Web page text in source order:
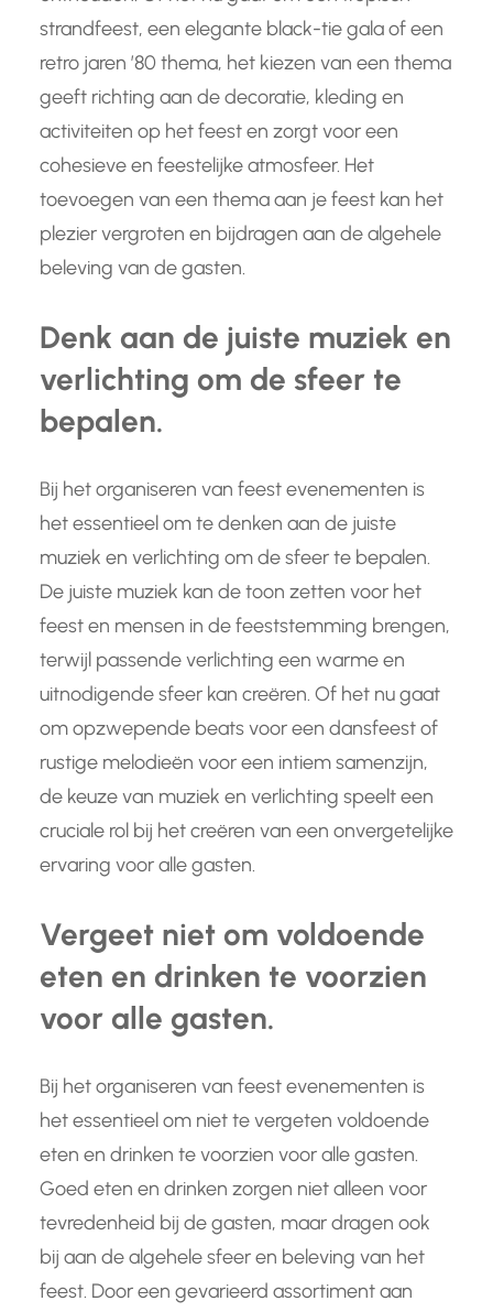
strandfeest, een elegante black-tie gala of een
retro jaren ’80 thema, het kiezen van een thema
geeft richting aan de decoratie, kleding en
activiteiten op het feest en zorgt voor een
cohesieve en feestelijke atmosfeer. Het
toevoegen van een thema aan je feest kan het
plezier vergroten en bijdragen aan de algehele
beleving van de gasten.
Denk aan de juiste muziek en
verlichting om de sfeer te
bepalen.
Bij het organiseren van feest evenementen is
het essentieel om te denken aan de juiste
muziek en verlichting om de sfeer te bepalen.
De juiste muziek kan de toon zetten voor het
feest en mensen in de feeststemming brengen,
terwijl passende verlichting een warme en
uitnodigende sfeer kan creëren. Of het nu gaat
om opzwepende beats voor een dansfeest of
rustige melodieën voor een intiem samenzijn,
de keuze van muziek en verlichting speelt een
cruciale rol bij het creëren van een onvergetelijke
ervaring voor alle gasten.
Vergeet niet om voldoende
eten en drinken te voorzien
voor alle gasten.
Bij het organiseren van feest evenementen is
het essentieel om niet te vergeten voldoende
eten en drinken te voorzien voor alle gasten.
Goed eten en drinken zorgen niet alleen voor
tevredenheid bij de gasten, maar dragen ook
bij aan de algehele sfeer en beleving van het
feest. Door een gevarieerd assortiment aan